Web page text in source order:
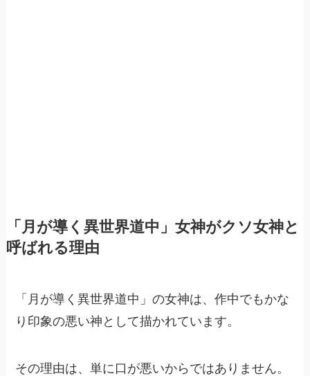
「月が導く異世界道中」女神がクソ女神と
呼ばれる理由
「月が導く異世界道中」の女神は、作中でもかな
り印象の悪い神として描かれています。
その理由は、単に口が悪いからではありません。